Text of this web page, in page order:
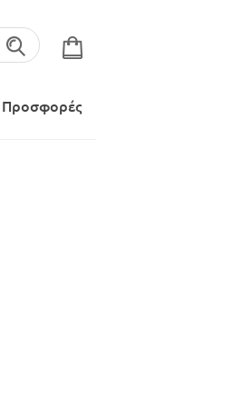
Προσφορές